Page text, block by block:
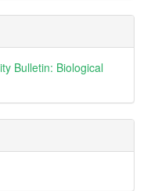
Bulletin: Biological